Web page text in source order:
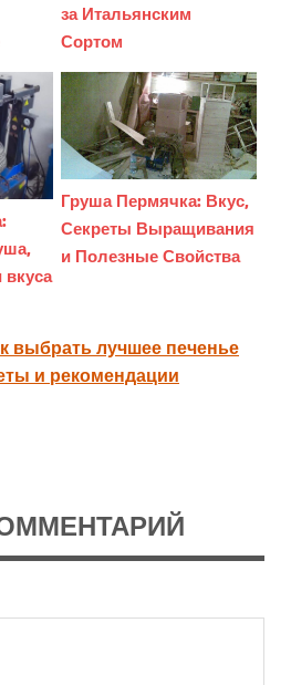
за Итальянским
Сортом
вкуса
Груша Пермячка: Вкус,
Секреты Выращивания
и Полезные Свойства
выбрать лучшее печенье
и рекомендации